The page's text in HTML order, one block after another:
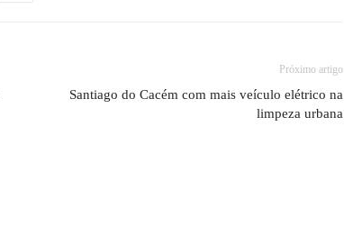
Próximo artigo
Santiago do Cacém com mais veículo elétrico na
limpeza urbana